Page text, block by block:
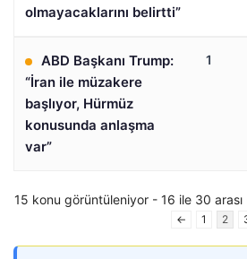
olmayacaklarını belirtti”
ABD Başkanı Trump:
“İran ile müzakere
başlıyor, Hürmüz
konusunda anlaşma
var”
1
15 konu görüntüleniyor - 16 ile 30
← 1 2